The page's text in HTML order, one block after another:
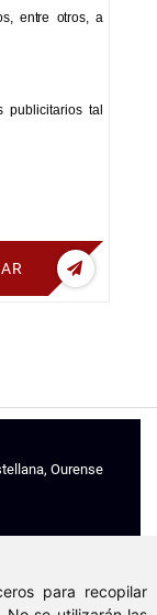
para recopilar
entre otros, a
publicitarios tal
Ourense
- ClickViviendas